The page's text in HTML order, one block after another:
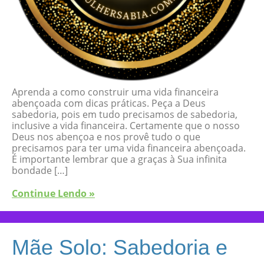
Aprenda a como construir uma vida financeira
abençoada com dicas práticas. Peça a Deus
sabedoria, pois em tudo precisamos de sabedoria,
inclusive a vida financeira. Certamente que o nosso
Deus nos abençoa e nos provê tudo o que
precisamos para ter uma vida financeira abençoada.
É importante lembrar que a graças à Sua infinita
bondade […]
Continue Lendo »
Mãe Solo: Sabedoria e